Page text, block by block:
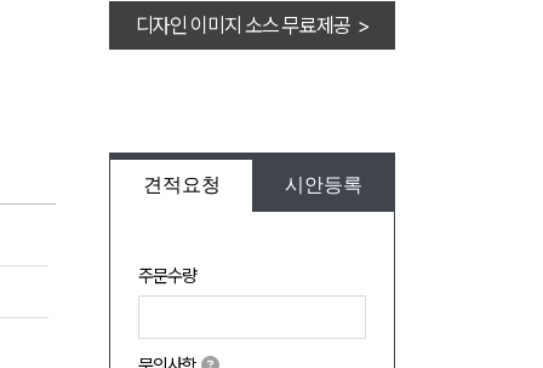
디자인 이미지 소스 무료제공 >
견적요청 시안등록
주문수량